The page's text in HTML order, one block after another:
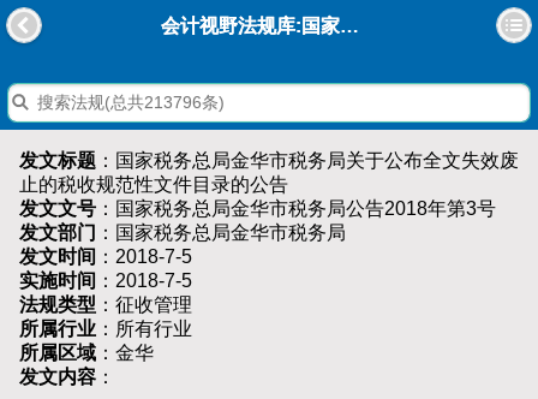
会计视野法规库:国家税务总局金华市税务局关于公布全文失效废止的税收规范性文件目录的公告
发文标题 ：国家税务总局金华市税务局关于公布全文失效废
止的税收规范性文件目录的公告
发文文号 ：国家税务总局金华市税务局公告2018年第3号
发文部门 ：国家税务总局金华市税务局
发文时间 ：2018-7-5
实施时间 ：2018-7-5
法规类型 ：征收管理
所属行业 ：所有行业
所属区域 ：金华
发文内容 ：